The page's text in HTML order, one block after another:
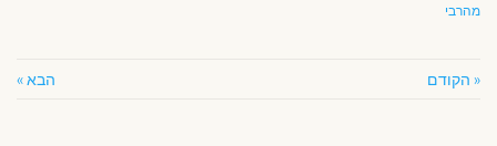
מהרבי
« הקודם הבא »